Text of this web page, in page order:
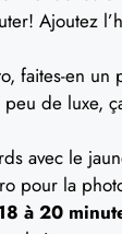
Ajoutez
faites-en un
de luxe,
avec le
pour la
à 20